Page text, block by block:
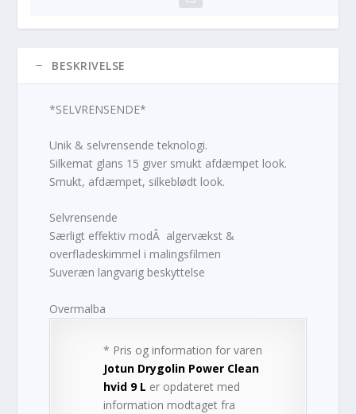
BESKRIVELSE
*SELVRENSENDE*
Unik & selvrensende teknologi.
Silkemat glans 15 giver smukt afdæmpet look.
Smukt, afdæmpet, silkeblødt look.
Selvrensende
Særligt effektiv modÂ algervækst &
overfladeskimmel i malingsfilmen
Suveræn langvarig beskyttelse
Overmalba
* Pris og information for varen
Jotun Drygolin Power Clean
hvid 9 L er opdateret med
information modtaget fra